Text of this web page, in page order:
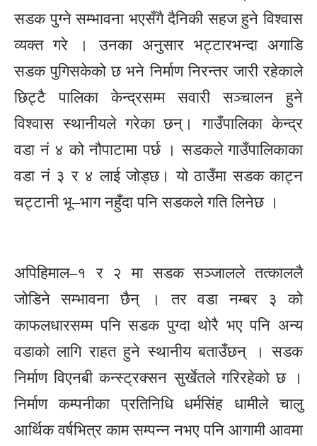
सडक पुग्ने सम्भावना भएसँगै दैनिकी सहज हुने विश्वास
व्यक्त गरे । उनका अनुसार भट्टारभन्दा अगाडि
सडक पुगिसकेको छ भने निर्माण निरन्तर जारी रहेकाले
छिट्टै पालिका केन्द्रसम्म सवारी सञ्चालन हुने
विश्वास स्थानीयले गरेका छन्। गाउँपालिका केन्द्र
वडा नं ४ को नौपाटामा पर्छ । सडकले गाउँपालिकाका
वडा नं ३ र ४ लाई जोड्छ। यो ठाउँमा सडक काट्न
चट्टानी भू–भाग नहुँदा पनि सडकले गति लिनेछ ।
अपिहिमाल–१ र २ मा सडक सञ्जालले तत्काललै
जोडिने सम्भावना छैन् । तर वडा नम्बर ३ को
काफलधारसम्म पनि सडक पुग्दा थोरै भए पनि अन्य
वडाको लागि राहत हुने स्थानीय बताउँछन् । सडक
निर्माण विएनबी कन्स्ट्रक्सन सुर्खेतले गरिरहेको छ ।
निर्माण कम्पनीका प्रतिनिधि धर्मसिंह धामीले चालु
आर्थिक वर्षभित्र काम सम्पन्न नभए पनि आगामी आवमा